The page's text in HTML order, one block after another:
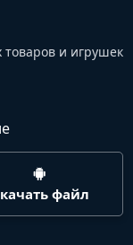
товаров и игрушек
файл